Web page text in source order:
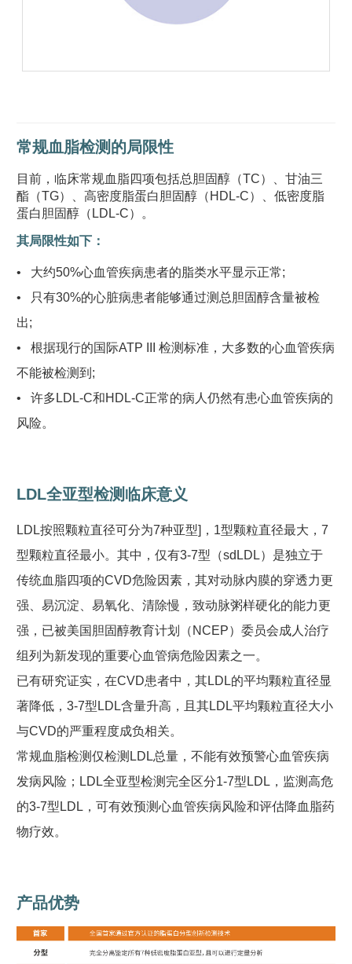
常规血脂检测的局限性
目前，临床常规血脂四项包括总胆固醇（TC）、甘油三
酯（TG）、高密度脂蛋白胆固醇（HDL-C）、低密度脂
蛋白胆固醇（LDL-C）。
其局限性如下：
• 大约50%心血管疾病患者的脂类水平显示正常;
• 只有30%的心脏病患者能够通过测总胆固醇含量被检
出;
• 根据现行的国际ATP III 检测标准，大多数的心血管疾病
不能被检测到;
• 许多LDL-C和HDL-C正常的病人仍然有患心血管疾病的
风险。
LDL全亚型检测临床意义
LDL按照颗粒直径可分为7种亚型]，1型颗粒直径最大，7
型颗粒直径最小。其中，仅有3-7型（sdLDL）是独立于
传统血脂四项的CVD危险因素，其对动脉内膜的穿透力更
强、易沉淀、易氧化、清除慢，致动脉粥样硬化的能力更
强，已被美国胆固醇教育计划（NCEP）委员会成人治疗
组列为新发现的重要心血管病危险因素之一。
已有研究证实，在CVD患者中，其LDL的平均颗粒直径显
著降低，3-7型LDL含量升高，且其LDL平均颗粒直径大小
与CVD的严重程度成负相关。
常规血脂检测仅检测LDL总量，不能有效预警心血管疾病
发病风险；LDL全亚型检测完全区分1-7型LDL，监测高危
的3-7型LDL，可有效预测心血管疾病风险和评估降血脂药
物疗效。
产品优势